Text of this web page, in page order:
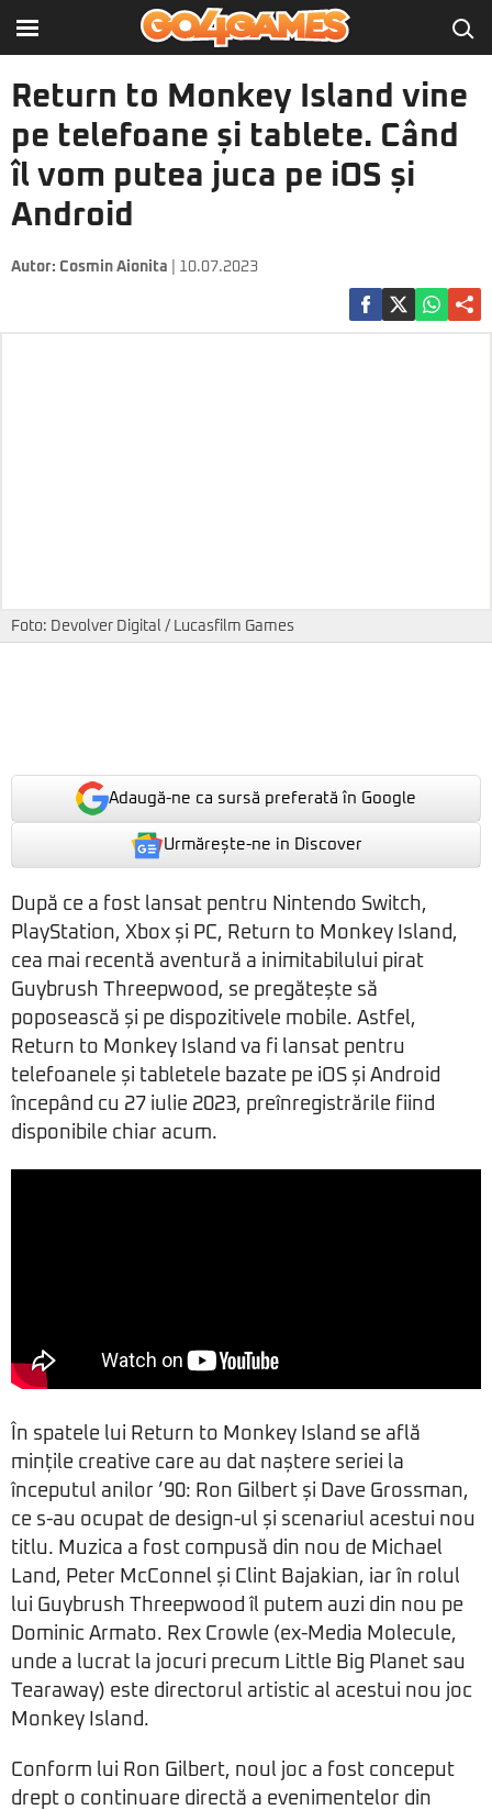
Return to Monkey Island vine
pe telefoane și tablete. Când
îl vom putea juca pe iOS și
Android
Autor: Cosmin Aionita | 10.07.2023
Foto: Devolver Digital / Lucasfilm Games
Adaugă-ne ca sursă preferată în Google
Urmărește-ne in Discover
După ce a fost lansat pentru Nintendo Switch,
PlayStation, Xbox și PC, Return to Monkey Island,
cea mai recentă aventură a inimitabilului pirat
Guybrush Threepwood, se pregătește să
poposească și pe dispozitivele mobile. Astfel,
Return to Monkey Island va fi lansat pentru
telefoanele și tabletele bazate pe iOS și Android
începând cu 27 iulie 2023, preînregistrările fiind
disponibile chiar acum.
În spatele lui Return to Monkey Island se află
mințile creative care au dat naștere seriei la
începutul anilor ’90: Ron Gilbert și Dave Grossman,
ce s-au ocupat de design-ul și scenariul acestui nou
titlu. Muzica a fost compusă din nou de Michael
Land, Peter McConnel și Clint Bajakian, iar în rolul
lui Guybrush Threepwood îl putem auzi din nou pe
Dominic Armato. Rex Crowle (ex-Media Molecule,
unde a lucrat la jocuri precum Little Big Planet sau
Tearaway) este directorul artistic al acestui nou joc
Monkey Island.
Conform lui Ron Gilbert, noul joc a fost conceput
drept o continuare directă a evenimentelor din